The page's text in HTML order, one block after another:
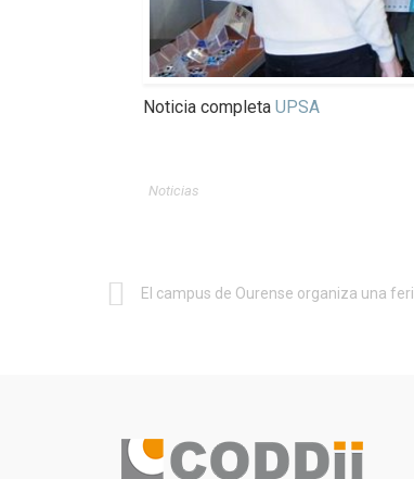
Noticia completa UPSA
Noticias